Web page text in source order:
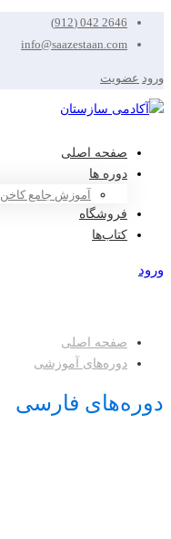
2646 042 (912)
info@saazestaan.com
ورود عضویت
صفحه اصلی
دوره ها
آموزش جامع کاخن
فروشگاه
کتاب‌ها
ورود
صفحه اصلی
دوره‌های آموزشی
دوره‌های فارسی